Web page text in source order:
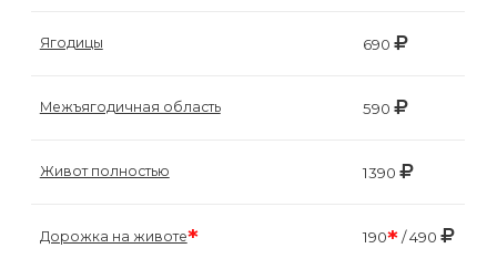
Ягодицы 690
Межъягодичная область 590
Живот полностью 1390
Дорожка на животе* 190*/ 490